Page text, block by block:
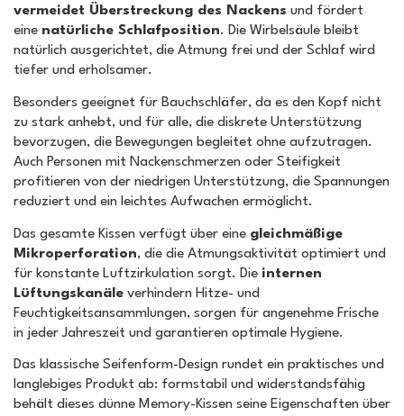
vermeidet Überstreckung des Nackens und fördert
eine natürliche Schlafposition. Die Wirbelsäule bleibt
natürlich ausgerichtet, die Atmung frei und der Schlaf wird
tiefer und erholsamer.
Besonders geeignet für Bauchschläfer, da es den Kopf nicht
zu stark anhebt, und für alle, die diskrete Unterstützung
bevorzugen, die Bewegungen begleitet ohne aufzutragen.
Auch Personen mit Nackenschmerzen oder Steifigkeit
profitieren von der niedrigen Unterstützung, die Spannungen
reduziert und ein leichtes Aufwachen ermöglicht.
Das gesamte Kissen verfügt über eine gleichmäßige
Mikroperforation, die die Atmungsaktivität optimiert und
für konstante Luftzirkulation sorgt. Die internen
Lüftungskanäle verhindern Hitze- und
Feuchtigkeitsansammlungen, sorgen für angenehme Frische
in jeder Jahreszeit und garantieren optimale Hygiene.
Das klassische Seifenform-Design rundet ein praktisches und
langlebiges Produkt ab: formstabil und widerstandsfähig
behält dieses dünne Memory-Kissen seine Eigenschaften über